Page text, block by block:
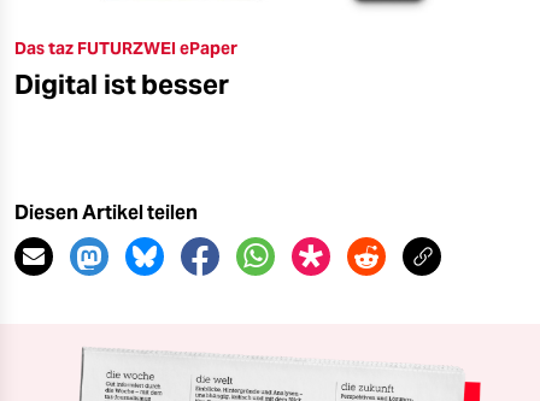
Das taz FUTURZWEI ePaper
Digital ist besser
Diesen Artikel teilen